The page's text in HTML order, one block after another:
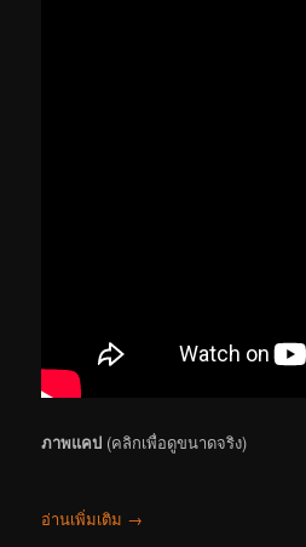
ภาพแคป (คลิกเพื่อดูขนาดจริง)
อ่านเพิ่มเติม →